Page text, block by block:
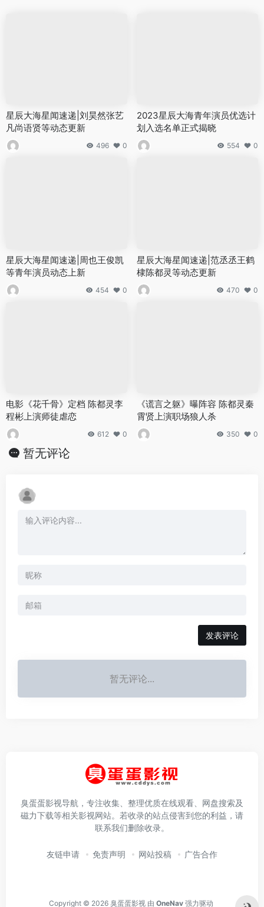
星辰大海星闻速递|刘昊然张艺
凡尚语贤等动态更新
496 0
2023星辰大海青年演员优选计
划入选名单正式揭晓
554 0
星辰大海星闻速递|周也王俊凯
等青年演员动态上新
454 0
星辰大海星闻速递|范丞丞王鹤
棣陈都灵等动态更新
470 0
电影《花千骨》定档 陈都灵李
程彬上演师徒虐恋
612 0
《谎言之躯》曝阵容 陈都灵秦
霄贤上演职场狼人杀
350 0
暂无评论
发表评论
暂无评论...
臭蛋蛋影视导航，专注收集、整理优质在线观看、网盘搜索及
磁力下载等相关影视网站。若收录的站点侵害到您的利益，请
联系我们删除收录。
友链申请 免责声明 网站投稿 广告合作
Copyright © 2026 臭蛋蛋影视 由 OneNav 强力驱动